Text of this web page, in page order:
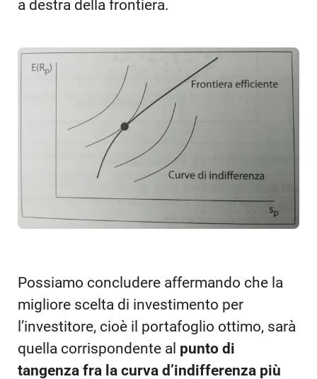
a destra della frontiera.
Possiamo concludere affermando che la
migliore scelta di investimento per
l’investitore, cioè il portafoglio ottimo, sarà
quella corrispondente al punto di
tangenza fra la curva d’indifferenza più